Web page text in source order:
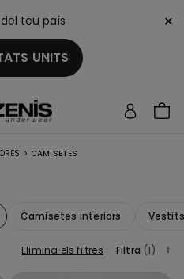
teu país
UNITS
×
> CAMISETES
Camisetes interiors Vestits
Elimina els filtres Filtra (1)